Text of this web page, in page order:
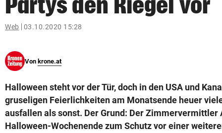
search
eingeben
© Krone Multimedia GmbH & Co KG 2026
Web 03.10.2020 15:28
Von krone.at
Halloween steht vor der Tür, doch in den USA und
gruseligen Feierlichkeiten am Monatsende heuer
ausfallen als sonst. Der Grund: Der Zimmervermittler
Halloween-Wochenende zum Schutz vor einer